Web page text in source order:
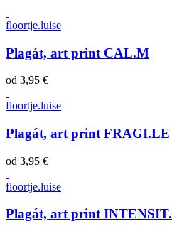
floortje.luise
Plagát, art print CAL.M
od 3,95 €
floortje.luise
Plagát, art print FRAGI.LE
od 3,95 €
floortje.luise
Plagát, art print